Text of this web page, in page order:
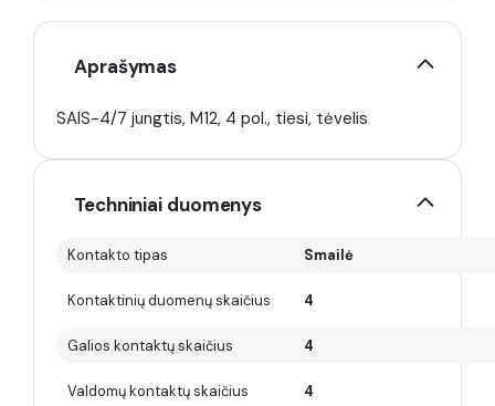
Aprašymas
SAIS-4/7 jungtis, M12, 4 pol., tiesi, tėvelis
Techniniai duomenys
Kontakto tipas Smailė
Kontaktinių duomenų skaičius 4
Galios kontaktų skaičius 4
Valdomų kontaktų skaičius 4